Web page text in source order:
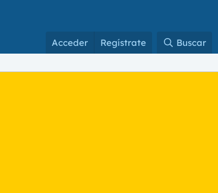
Acceder Regístrate Buscar